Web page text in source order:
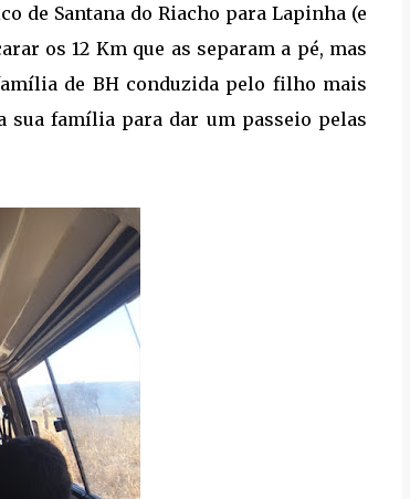
de Santana do Riacho para Lapinha (e
os 12 Km que as separam a pé, mas
de BH conduzida pelo filho mais
sua família para dar um passeio pelas